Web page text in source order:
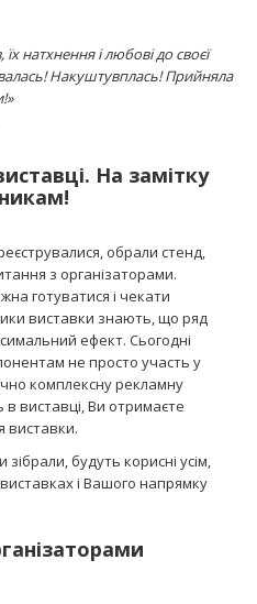
їх натхнення і любові до своєї
Накуштувплась! Прийняла
На замітку
обрали стенд,
з організаторами.
готуватися і чекати
виставки знають, що ряд
ефект. Сьогодні
не просто участь у
комплексну рекламну
виставці, Ви отримаєте
виставки.
будуть корисні усім,
і Вашого напрямку